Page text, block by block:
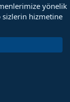
yönelik
hizmetine